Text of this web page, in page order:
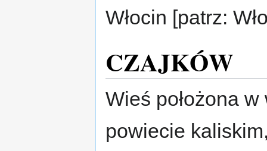
Włocin [patrz:
CZAJKÓW
Wieś położona
powiecie